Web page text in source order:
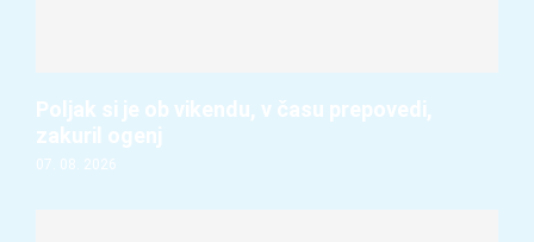
Poljak si je ob vikendu, v času prepovedi,
zakuril ogenj
07. 08. 2026